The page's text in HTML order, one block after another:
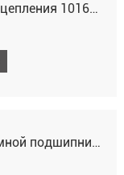
Mk CrossДиск сцепления 1016003999
Mk CrossВыжимной подшипник3160122001